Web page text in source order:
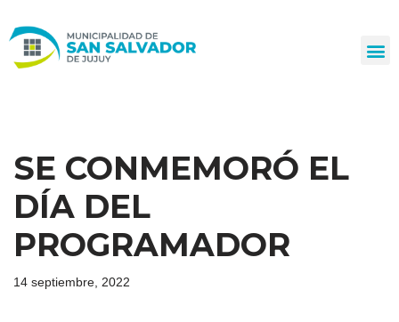
al
SE CONMEMORÓ EL
DÍA DEL
PROGRAMADOR
14 septiembre, 2022